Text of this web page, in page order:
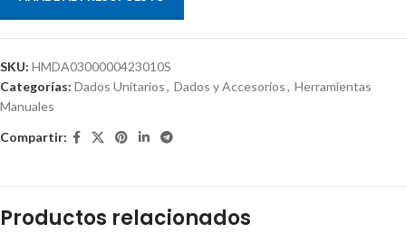
SKU: HMDA0300000423010S
Categorías: Dados Unitarios, Dados y Accesorios, Herramientas
Manuales
Compartir:
Productos relacionados